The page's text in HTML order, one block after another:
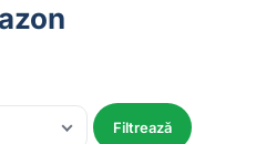
Filtrează